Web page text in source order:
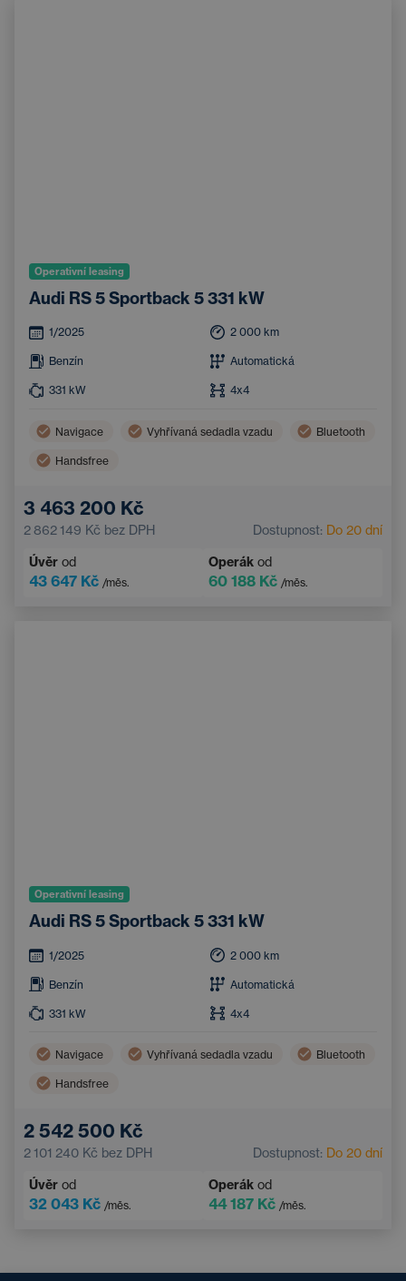
Operativní leasing
Audi RS 5 Sportback 5 331 kW
1/2025 2 000 km
Benzín Automatická
331 kW 4x4
Navigace Vyhřívaná sedadla vzadu Bluetooth
Handsfree
3 463 200 Kč
2 862 149 Kč bez DPH Dostupnost: Do 20 dní
Úvěr od
43 647 Kč /měs.
Operák od
60 188 Kč /měs.
Operativní leasing
Audi RS 5 Sportback 5 331 kW
1/2025 2 000 km
Benzín Automatická
331 kW 4x4
Navigace Vyhřívaná sedadla vzadu Bluetooth
Handsfree
2 542 500 Kč
2 101 240 Kč bez DPH Dostupnost: Do 20 dní
Úvěr od
32 043 Kč /měs.
Operák od
44 187 Kč /měs.